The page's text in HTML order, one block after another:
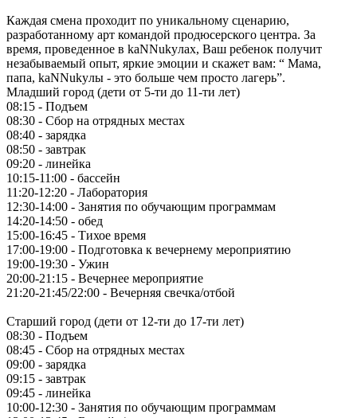
Каждая смена проходит по уникальному сценарию,
разработанному арт командой продюсерского центра. За
время, проведенное в kaNNukyлах, Ваш ребенок получит
незабываемый опыт, яркие эмоции и скажет вам: “ Мама,
папа, kaNNukyлы - это больше чем просто лагерь”.
Младший город (дети от 5-ти до 11-ти лет)
08:15 - Подъем
08:30 - Сбор на отрядных местах
08:40 - зарядка
08:50 - завтрак
09:20 - линейка
10:15-11:00 - бассейн
11:20-12:20 - Лаборатория
12:30-14:00 - Занятия по обучающим программам
14:20-14:50 - обед
15:00-16:45 - Тихое время
17:00-19:00 - Подготовка к вечернему мероприятию
19:00-19:30 - Ужин
20:00-21:15 - Вечернее мероприятие
21:20-21:45/22:00 - Вечерняя свечка/отбой
Старший город (дети от 12-ти до 17-ти лет)
08:30 - Подъем
08:45 - Сбор на отрядных местах
09:00 - зарядка
09:15 - завтрак
09:45 - линейка
10:00-12:30 - Занятия по обучающим программам